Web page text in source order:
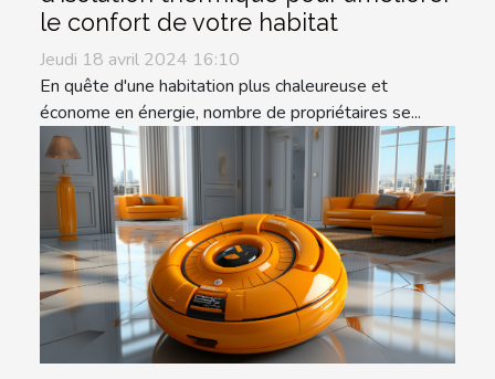
le confort de votre habitat
Jeudi 18 avril 2024 16:10
En quête d'une habitation plus chaleureuse et
économe en énergie, nombre de propriétaires se...